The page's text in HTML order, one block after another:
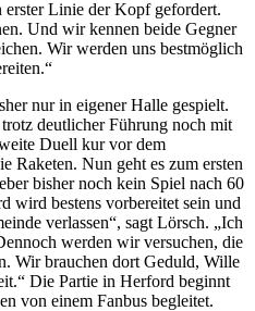
Linie der Kopf gefordert.
Und wir kennen beide Gegner
Wir werden uns bestmöglich
nur in eigener Halle gespielt.
deutlicher Führung noch mit
Duell kur vor dem
Raketen. Nun geht es zum ersten
bisher noch kein Spiel nach 60
wird bestens vorbereitet sein und
verlassen“, sagt Lörsch. „Ich
werden wir versuchen, die
Wir brauchen dort Geduld, Wille
Die Partie in Herford beginnt
von einem Fanbus begleitet.